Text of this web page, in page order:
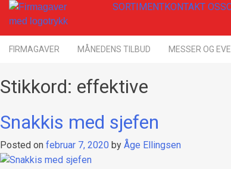
Skip
content
Firmagaver med logotrykk
Xpress Profil
SORTIMENTKONTAKT OSS
FIRMAGAVER MÅNEDENS TILBUD MESSER OG
Stikkord: effektive
Snakkis med sjefen
Posted on februar 7, 2020 by Åge Ellingsen